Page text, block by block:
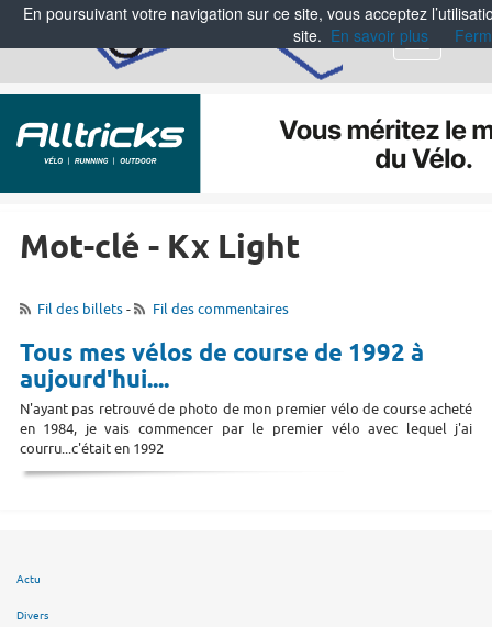
Menu
Mot-clé - Kx Light
Fil des billets- Fil des commentaires
Tous mes vélos de course de 1992 à
aujourd'hui....
N'ayant pas retrouvé de photo de mon premier vélo de course acheté
en 1984, je vais commencer par le premier vélo avec lequel j'ai
courru...c'était en 1992
Actu
Divers
En poursuivant votre navigation sur ce site, vous acceptez
site. En savoir plus